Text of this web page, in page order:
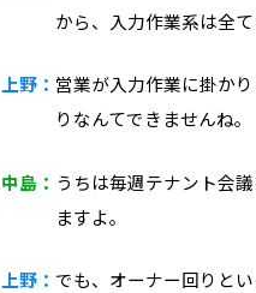
から、入力作業系は全
上野： 営業が入力作業に掛か
りなんてできませんね。
中島： うちは毎週テナント会
ますよ。
上野： でも、オーナー回りと